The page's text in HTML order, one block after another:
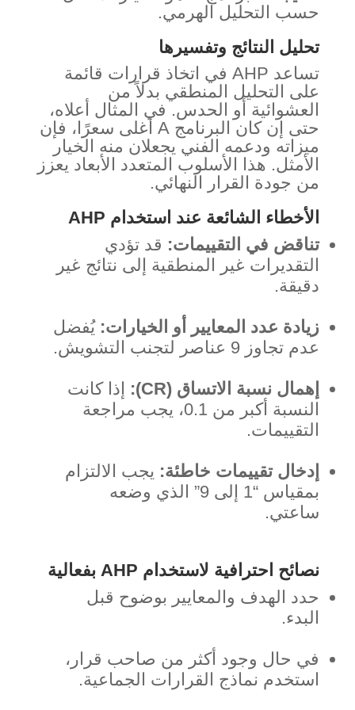
حسب التحليل الهرمي.
تحليل النتائج وتفسيرها
تساعد AHP في اتخاذ قرارات قائمة
على التحليل المنطقي بدلاً من
العشوائية أو الحدس. في المثال أعلاه،
حتى إن كان البرنامج A أغلى سعرًا، فإن
ميزاته ودعمه الفني يجعلان منه الخيار
الأمثل. هذا الأسلوب المتعدد الأبعاد يعزز
من جودة القرار النهائي.
الأخطاء الشائعة عند استخدام AHP
تناقض في التقييمات: قد تؤدي
التقديرات غير المنطقية إلى نتائج غير
دقيقة.
زيادة عدد المعايير أو الخيارات: يُفضل
عدم تجاوز 9 عناصر لتجنب التشويش.
إهمال نسبة الاتساق (CR):
إذا كانت
النسبة أكبر من 0.1، يجب مراجعة
التقييمات.
إدخال تقييمات خاطئة: يجب الالتزام
بمقياس “1 إلى 9” الذي وضعه
ساعتي.
نصائح احترافية لاستخدام AHP بفعالية
حدد الهدف والمعايير بوضوح قبل
البدء.
في حال وجود أكثر من صاحب قرار،
استخدم نماذج القرارات الجماعية.